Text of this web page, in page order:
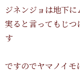
ジネンジョは地下
実ると言ってもじ
す
ですのでヤマノイ